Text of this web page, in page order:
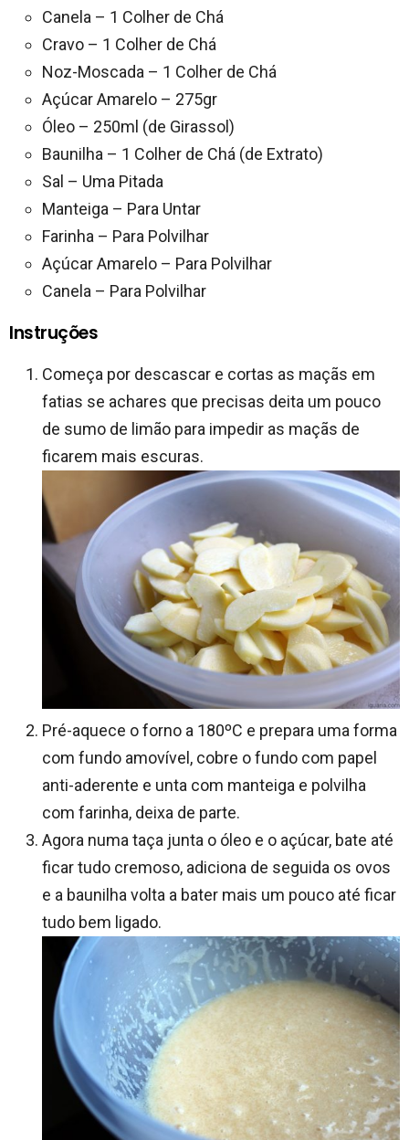
Canela – 1 Colher de Chá
Cravo – 1 Colher de Chá
Noz-Moscada – 1 Colher de Chá
Açúcar Amarelo – 275gr
Óleo – 250ml (de Girassol)
Baunilha – 1 Colher de Chá (de Extrato)
Sal – Uma Pitada
Manteiga – Para Untar
Farinha – Para Polvilhar
Açúcar Amarelo – Para Polvilhar
Canela – Para Polvilhar
Instruções
Começa por descascar e cortas as maçãs em
fatias se achares que precisas deita um pouco
de sumo de limão para impedir as maçãs de
ficarem mais escuras.
Pré-aquece o forno a 180ºC e prepara uma forma
com fundo amovível, cobre o fundo com papel
anti-aderente e unta com manteiga e polvilha
com farinha, deixa de parte.
Agora numa taça junta o óleo e o açúcar, bate até
ficar tudo cremoso, adiciona de seguida os ovos
e a baunilha volta a bater mais um pouco até ficar
tudo bem ligado.